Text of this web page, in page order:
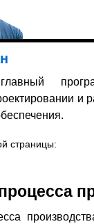
и
страницы: